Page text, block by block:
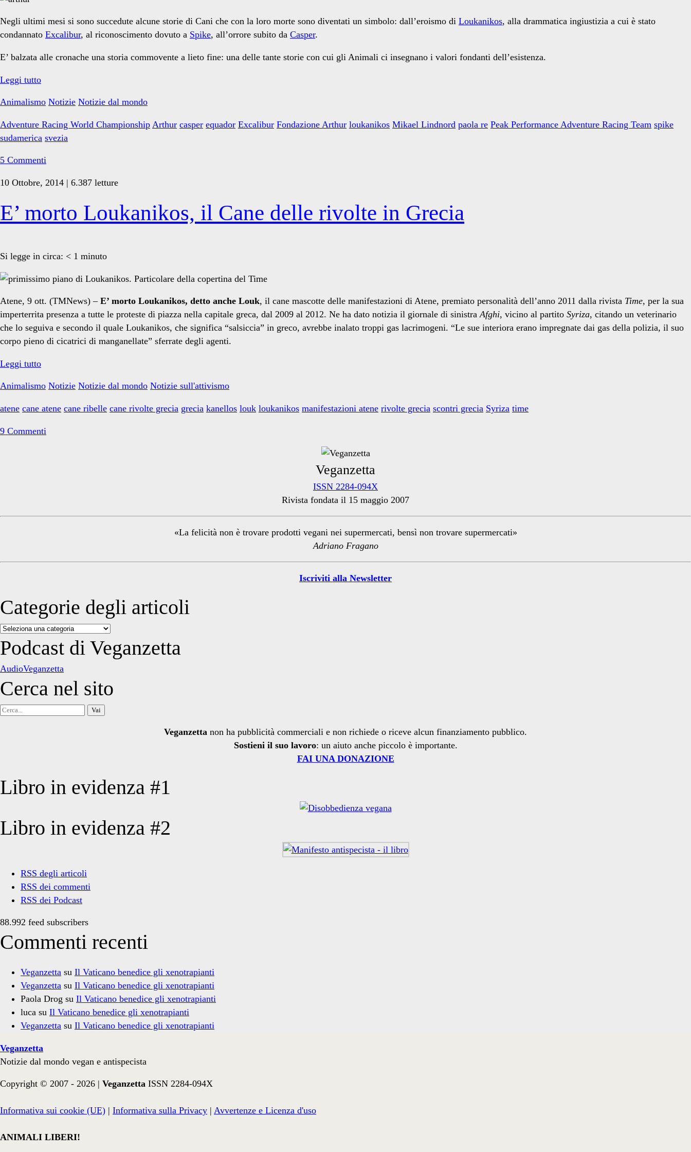
Negli ultimi mesi si sono succedute alcune storie di Cani che con la loro morte sono diventati un simbolo: dall’eroismo di Loukanikos, alla drammatica ingiustizia a cui è stato
condannato Excalibur, al riconoscimento dovuto a Spike, all’orrore subito da Casper.
E’ balzata alle cronache una storia commovente a lieto fine: una delle tante storie con cui gli Animali ci insegnano i valori fondanti dell’esistenza.
Leggi tuttoArthur:
magia
di
Animalismo Notizie Notizie dal mondo
Adventure Racing World Championship Arthur casper equador Excalibur Fondazione Arthur loukanikos Mikael Lindnord paola re Peak Performance Adventure Racing Team spike
sudamerica svezia
5 Commenti
10 Ottobre, 2014 | 6.387 letture
E’ morto Loukanikos, il Cane delle rivolte in Grecia
Si legge in circa: < 1 minuto
Atene, 9 ott. (TMNews) –E’ morto Loukanikos, detto anche Louk, il cane mascotte delle manifestazioni di Atene, premiato personalità dell’anno 2011 dalla rivista Time, per la sua
imperterrita presenza a tutte le proteste di piazza nella capitale greca, dal 2009 al 2012. Ne ha dato notizia il giornale di sinistraAfghi, vicino al partito Syriza, citando un veterinario
che lo seguiva e secondo il quale Loukanikos, che significa “salsiccia” in greco, avrebbe inalato troppi gas lacrimogeni. “Le sue interiora erano impregnate dai gas della polizia, il suo
corpo pieno di cicatrici di manganellate” sferrate degli agenti.
Leggi tuttoE’
Loukanikos,
delle
Animalismo Notizie Notizie dal mondo Notizie sull'attivismo
atene cane atene cane ribelle cane rivolte grecia grecia kanellos louk loukanikos manifestazioni atene rivolte grecia scontri grecia Syriza time
9 Commenti
Sidebar
Veganzetta
ISSN 2284-094X
Rivista fondata il 15 maggio 2007
«La felicità non è trovare prodotti vegani nei supermercati, bensì non trovare supermercati»
Adriano Fragano
Iscriviti alla Newsletter
Categorie degli articoli
Categorie
degli
articoli
Podcast di Veganzetta
AudioVeganzetta
Cerca nel sito
Cerca
Veganzetta non ha pubblicità commerciali e non richiede o riceve alcun finanziamento pubblico.
Sostieni il suo lavoro: un aiuto anche piccolo è importante.
FAI UNA DONAZIONE
Libro in evidenza #1
Libro in evidenza #2
RSS degli articoli
RSS dei commenti
RSS dei Podcast
88.992 feed subscribers
Commenti recenti
Veganzetta su Il Vaticano benedice gli xenotrapianti
Veganzetta su Il Vaticano benedice gli xenotrapianti
Paola Drog su Il Vaticano benedice gli xenotrapianti
luca su Il Vaticano benedice gli xenotrapianti
Veganzetta su Il Vaticano benedice gli xenotrapianti
Veganzetta
Notizie dal mondo vegan e antispecista
Copyright © 2007 - 2026 | Veganzetta ISSN 2284-094X
Informativa sui cookie (UE) | Informativa sulla Privacy | Avvertenze e Licenza d'uso
ANIMALI LIBERI!